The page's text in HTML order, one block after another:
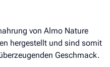
von Almo Nature
hergestellt und sind somit
Geschmack.